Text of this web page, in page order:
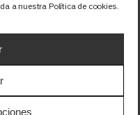
a nuestra Política de cookies.
incluida en